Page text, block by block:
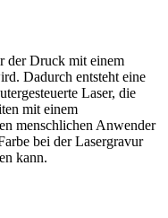
der Druck mit einem
Dadurch entsteht eine
Laser, die
mit einem
menschlichen Anwender
bei der Lasergravur
kann.